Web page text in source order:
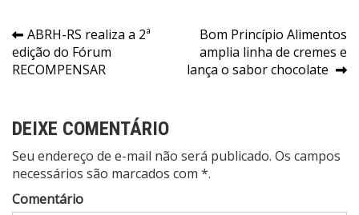
Navegação
de
ABRH-RS realiza a 2ª
edição do Fórum
RECOMPENSAR
Bom Princípio Alimentos
amplia linha de cremes e
lança o sabor chocolate
DEIXE COMENTÁRIO
Seu endereço de e-mail não será publicado. Os campos
necessários são marcados com *.
Comentário